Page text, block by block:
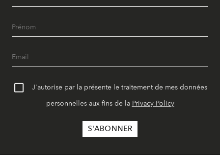
J'autorise par la présente le traitement de mes données
personnelles aux fins de la Privacy Policy